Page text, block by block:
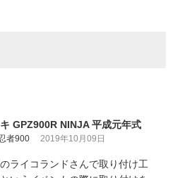
GPZ900R NINJA 平成元年式
者900 2019年10月09日
ライコランドさんで取り付け工